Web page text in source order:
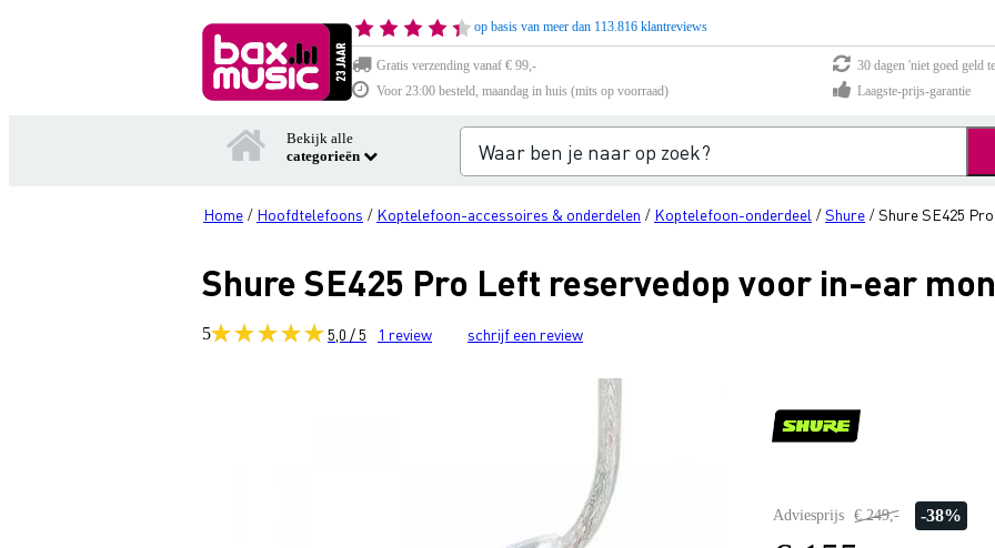
op basis van meer dan 113.816 klantreviews
Gratis verzending vanaf € 99,-
30 dagen 'niet goed geld
Voor 23:00 besteld, maandag in huis (mits op voorraad)
Laagste-prijs-garantie
Bekijk alle
categorieën
Home / Hoofdtelefoons / Koptelefoon-accessoires & onderdelen / Koptelefoon-onderdeel /Shure /Shure SE425
Shure SE425 Pro Left reservedop voor in-ear
5 5,0 / 5 1 review schrijf een review
Adviesprijs € 249,- -38%